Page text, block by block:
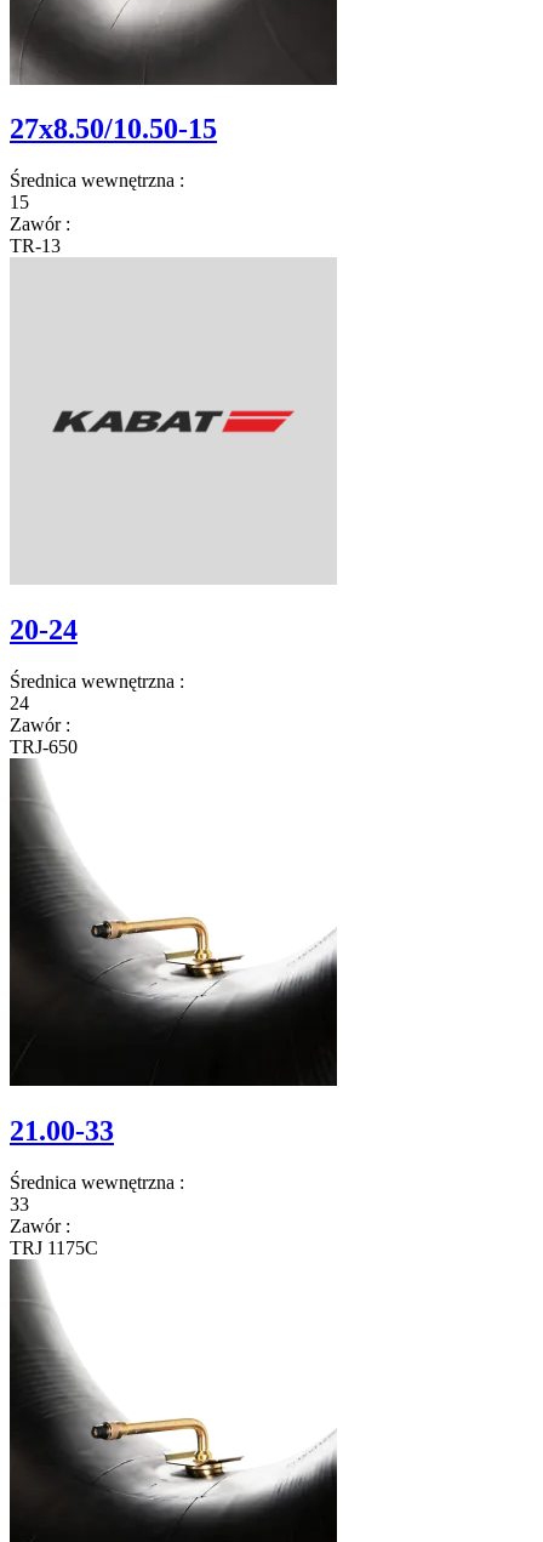
27x8.50/10.50-15
Średnica wewnętrzna :
15
Zawór :
TR-13
20-24
Średnica wewnętrzna :
24
Zawór :
TRJ-650
21.00-33
Średnica wewnętrzna :
33
Zawór :
TRJ 1175C